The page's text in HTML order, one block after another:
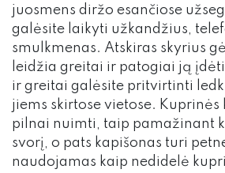
juosmens diržo esančiose
galėsite laikyti užkandžius,
smulkmenas. Atskiras skyrius
leidžia greitai ir patogiai ją
ir greitai galėsite pritvirtinti
jiems skirtose vietose.
pilnai nuimti, taip pamažinant
svorį, o pats kapišonas turi
naudojamas kaip nedidelė